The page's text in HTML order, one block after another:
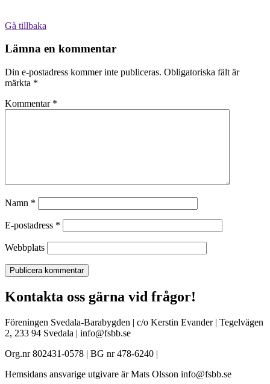
Gå tillbaka
Lämna en kommentar
Din e-postadress kommer inte publiceras. Obligatoriska fält är
märkta *
Kommentar *
Namn *
E-postadress *
Webbplats
Kontakta oss gärna vid frågor!
Föreningen Svedala-Barabygden | c/o Kerstin Evander | Tegelvägen
2, 233 94 Svedala | info@fsbb.se
Org.nr 802431-0578 | BG nr 478-6240 |
Hemsidans ansvarige utgivare är Mats Olsson info@fsbb.se